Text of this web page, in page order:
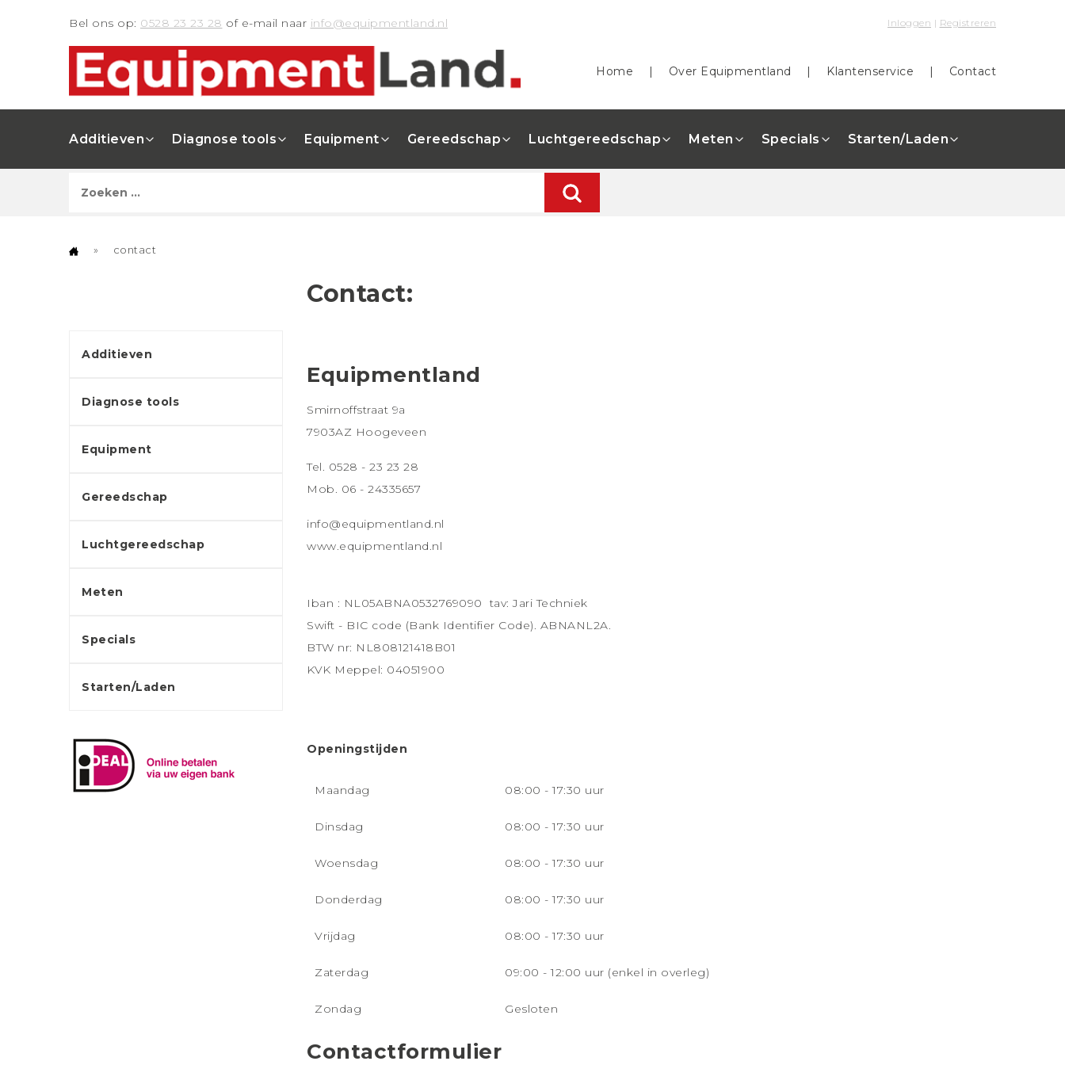
Bel ons op: 0528 23 23 28 of e-mail naar info@equipmentland.nl Inloggen | Registreren
Home | Over Equipmentland | Klantenservice | Contact
Additieven Diagnose tools Equipment Gereedschap Luchtgereedschap Meten Specials Starten/Laden
» contact
Additieven
Diagnose tools
Equipment
Gereedschap
Luchtgereedschap
Meten
Specials
Starten/Laden
Contact:
Equipmentland
Smirnoffstraat 9a
7903AZ Hoogeveen
Tel. 0528 - 23 23 28
Mob. 06 - 24335657
info@equipmentland.nl
www.equipmentland.nl
Iban : NL05ABNA0532769090 tav: Jari Techniek
Swift - BIC code (Bank Identifier Code). ABNANL2A.
BTW nr: NL808121418B01
KVK Meppel: 04051900
Openingstijden
Maandag 08:00 - 17:30 uur
Dinsdag 08:00 - 17:30 uur
Woensdag 08:00 - 17:30 uur
Donderdag 08:00 - 17:30 uur
Vrijdag 08:00 - 17:30 uur
Zaterdag 09:00 - 12:00 uur (enkel in overleg)
Zondag Gesloten
Contactformulier